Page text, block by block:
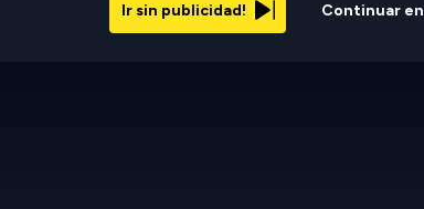
Continuar en
Ir sin publicidad!